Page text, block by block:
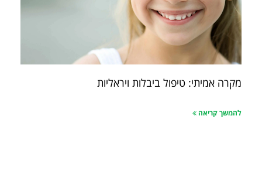
מקרה אמיתי: טיפול ביבלות ויראליות
להמשך קריאה